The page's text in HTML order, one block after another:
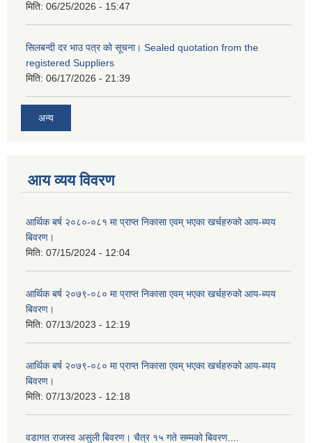
मिति: 06/25/2026 - 15:47
सिलबन्दी दर भाउ पत्र को सूचना। Sealed quotation from the
registered Suppliers
मिति: 06/17/2026 - 21:39
अन्य
आय व्यय विवरण
आर्थिक बर्ष २०८०-०८१ मा प्राप्त निकासा एवम् भएका खर्चहरुको आय-ब्यय
बिवरण।
मिति: 07/15/2024 - 12:04
आर्थिक बर्ष २०७९-०८० मा प्राप्त निकासा एवम् भएका खर्चहरुको आय-ब्यय
बिवरण।
मिति: 07/13/2023 - 12:19
आर्थिक बर्ष २०७९-०८० मा प्राप्त निकासा एवम् भएका खर्चहरुको आय-ब्यय
बिवरण।
मिति: 07/13/2023 - 12:18
वडागत राजस्व असुली बिवरण। चैत्र १५ गते सम्मको बिवरण....